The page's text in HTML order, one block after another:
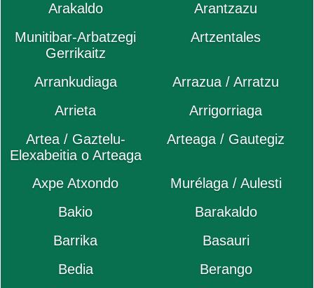
Arakaldo
Arantzazu
Munitibar-Arbatzegi
Gerrikaitz
Artzentales
Arrankudiaga
Arrazua / Arratzu
Arrieta
Arrigorriaga
Artea / Gaztelu-
Elexabeitia o Arteaga
Arteaga / Gautegiz
Axpe Atxondo
Murélaga / Aulesti
Bakio
Barakaldo
Barrika
Basauri
Bedia
Berango